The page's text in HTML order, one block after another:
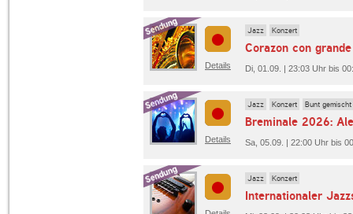
Details
Jazz Konzert
Di, 01.09. | 23:03 Uhr bis
Details
Jazz Konzert Bunt gemischt
Breminale 2026:
Sa, 05.09. | 22:00 Uhr bis
Jazz Konzert
Internationaler